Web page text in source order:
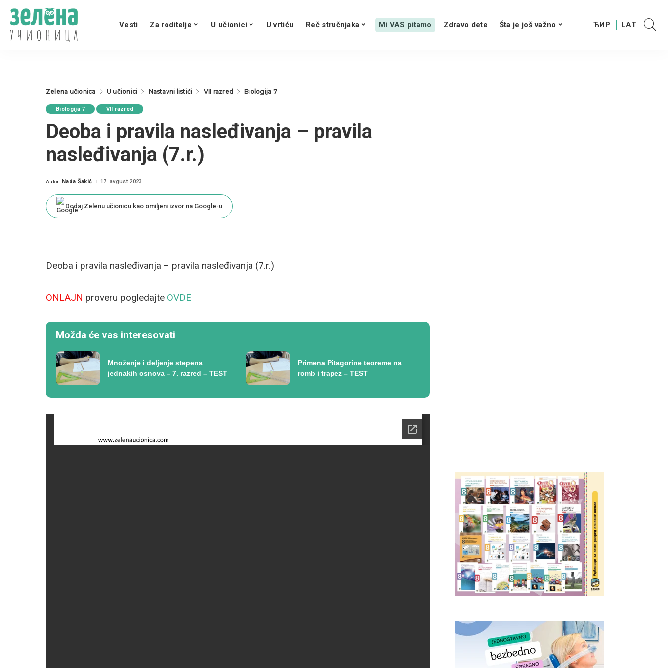
Vesti Za roditelje U učionici U vrtiću Reč stručnjaka Mi VAS pitamo Zdravo dete Šta je još važno
Zelena učionica U učionici Nastavni listići VII razred Biologija 7
Biologija 7 VII razred
Deoba i pravila nasleđivanja – pravila
nasleđivanja (7.r.)
Posted
Autor: Nada Šakić 17. avgust 2023.
Dodaj Zelenu učionicu kao omiljeni izvor na Google-u
Deoba i pravila nasleđivanja – pravila nasleđivanja (7.r.)
ONLAJN proveru pogledajte OVDE
Možda će vas interesovati
Množenje i deljenje stepena
jednakih osnova – 7. razred – TEST
Primena Pitagorine teoreme na
romb i trapez – TEST